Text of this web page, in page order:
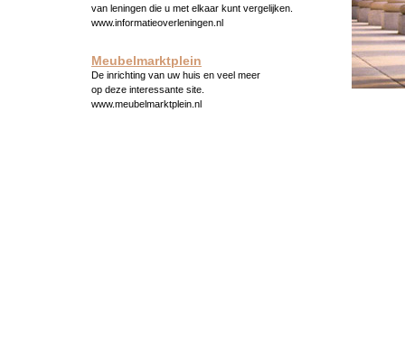
van leningen die u met elkaar kunt vergelijken.
www.informatieoverleningen.nl
Meubelmarktplein
De inrichting van uw huis en veel meer
op deze interessante site.
www.meubelmarktplein.nl